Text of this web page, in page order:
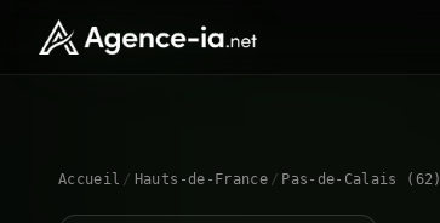
Accueil / Hauts-de-France / Pas-de-Calais (62)